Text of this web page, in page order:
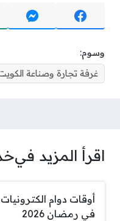
وسوم:
غرفة تجارة وصناعة
اقرأ المزيد في
أوقات دوام الكترونيات
في رمضان 2026